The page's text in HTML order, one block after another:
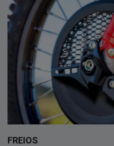
FREIOS